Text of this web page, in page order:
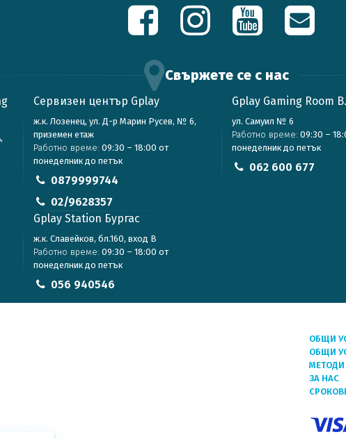
Свържете се с нас
Сервизен център Gplay
ж.к. Лозенец, ул. Д-р Марин Русев, № 6,
приземен етаж
Работно време: 09:30 – 18:00 от
понеделник до петък
0879999744
02/9628357
Gplay Gaming Room
ул. Самуил № 6
Работно време: 09:30 –
понеделник до петък
062 600 677
Gplay Station Бургас
ж.к. Славейков, бл.160, вход В
Работно време: 09:30 – 18:00 от
понеделник до петък
056 940546
ОБЩИ
ОБЩИ
ЗА НАС